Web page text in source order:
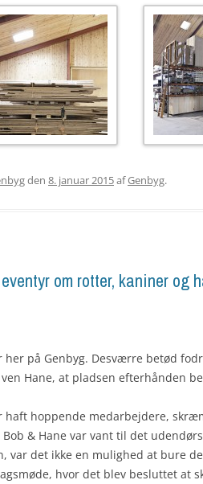
den 8. januar 2015afGenbyg.
om rotter, kaniner og
på Genbyg. Desværre betød
Hane, at pladsen efterhånden
hoppende medarbejdere,
& Hane var vant til det
var det ikke en mulighed at bure
hvor det blev besluttet at